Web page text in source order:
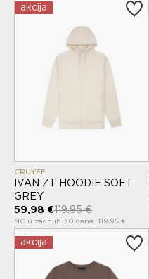
akcija
CRUYFF
IVAN ZT HOODIE SOFT
GREY
59,98 €119,95 €
NC u zadnjih 30 dana: 119,95 €
akcija